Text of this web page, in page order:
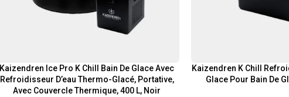
Kaizendren Ice Pro K Chill Bain De Glace Avec
Refroidisseur D’eau Thermo-Glacé, Portative,
Avec Couvercle Thermique, 400 L, Noir
Kaizendren K Chill
Glace Pour Bain De